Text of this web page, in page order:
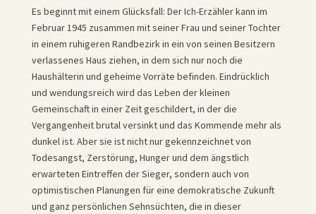
Es beginnt mit einem Glücksfall: Der Ich-Erzähler kann im
Februar 1945 zusammen mit seiner Frau und seiner Tochter
in einem ruhigeren Randbezirk in ein von seinen Besitzern
verlassenes Haus ziehen, in dem sich nur noch die
Haushälterin und geheime Vorräte befinden. Eindrücklich
und wendungsreich wird das Leben der kleinen
Gemeinschaft in einer Zeit geschildert, in der die
Vergangenheit brutal versinkt und das Kommende mehr als
dunkel ist. Aber sie ist nicht nur gekennzeichnet von
Todesangst, Zerstörung, Hunger und dem ängstlich
erwarteten Eintreffen der Sieger, sondern auch von
optimistischen Planungen für eine demokratische Zukunft
und ganz persönlichen Sehnsüchten, die in dieser